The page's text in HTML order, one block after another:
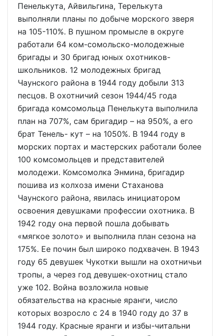
Пенелькута, Айвильгина, Терелькута
выполняли планы по добыче морского зверя
на 105-110%. В пушном промысле в округе
работали 64 ком-сомольско-молодежные
бригады и 30 бригад юных охотников-
школьников. 12 молодежных бригад
Чаунского района в 1944 году добыли 313
песцов. В охотничий сезон 1944/45 года
бригада комсомольца Пенелькута выполнила
план на 707%, сам бригадир – на 950%, а его
брат Тенель- кут – на 1050%. В 1944 году в
морских портах и мастерских работали более
100 комсомольцев и представителей
молодежи. Комсомолка Энмина, бригадир
пошива из колхоза имени Стаханова
Чаунского района, явилась инициатором
освоения девушками профессии охотника. В
1942 году она первой пошла добывать
«мягкое золото» и выполнила план сезона на
175%. Ее почин был широко подхвачен. В 1943
году 65 девушек Чукотки вышли на охотничьи
тропы, а через год девушек-охотниц стало
уже 102. Война возложила новые
обязательства на красные яранги, число
которых возросло с 24 в 1940 году до 37 в
1944 году. Красные яранги и избы-читальни